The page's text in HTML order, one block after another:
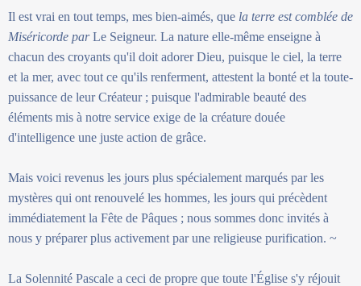
Il est vrai en tout temps, mes bien-aimés, que la terre est comblée de
Miséricorde parLe Seigneur. La nature elle-même enseigne à
chacun des croyants qu'il doit adorer Dieu, puisque le ciel, la terre
et la mer, avec tout ce qu'ils renferment, attestent la bonté et la toute-
puissance de leur Créateur ; puisque l'admirable beauté des
éléments mis à notre service exige de la créature douée
d'intelligence une juste action de grâce.
Mais voici revenus les jours plus spécialement marqués par les
mystères qui ont renouvelé les hommes, les jours qui précèdent
immédiatement la Fête de Pâques ; nous sommes donc invités à
nous y préparer plus activement par une religieuse purification. ~
La Solennité Pascale a ceci de propre que toute l'Église s'y réjouit